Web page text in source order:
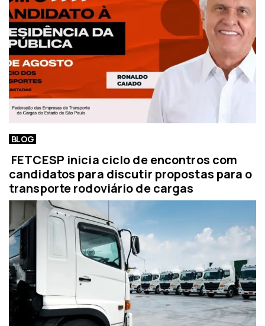
BLOG
FETCESP inicia ciclo de encontros com
candidatos para discutir propostas para o
transporte rodoviário de cargas